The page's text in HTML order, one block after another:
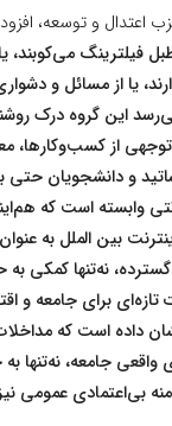
اعتدال و توسعه،
فیلترینگ می‌کوبند،
یا از مسائل و
این گروه درک
از کسب‌وکارها،
و دانشجویان حتی
وابسته است که
بین الملل به
نه‌تنها کمکی
برای جامعه و
داده است که
واقعی جامعه، نه‌تنها
بی‌اعتمادی عمومی